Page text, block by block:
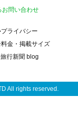
お問い合わせ
プライバシー
料金・掲載サイズ
旅行新聞 blog
All rights reserved.